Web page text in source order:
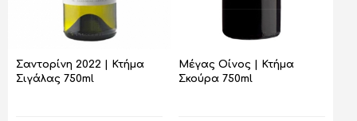
Σαντορίνη 2022 | Κτήμα
Σιγάλας 750ml
Μέγας Οίνος | Κτήμα
Σκούρα 750ml